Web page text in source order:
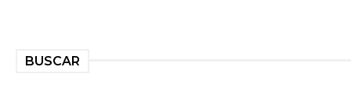
BUSCAR